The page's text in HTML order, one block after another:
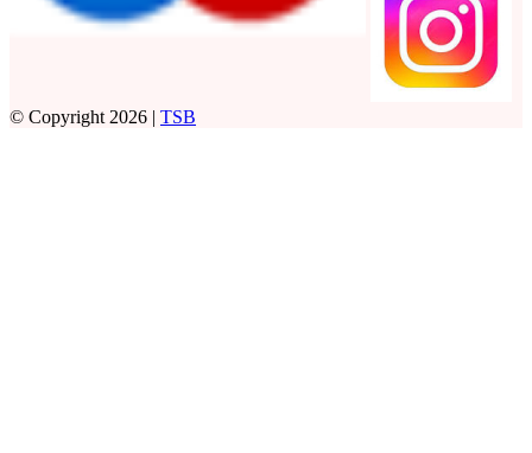
© Copyright 2026 | TSB